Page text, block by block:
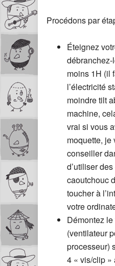
Procédons par
Éteignez
moins 1H (il
l’électricité
moindre tilt
machine,
vrai si vous
moquette, je
conseiller
d’utiliser
caoutchouc
toucher à
votre
Démontez
(ventilateur
processeur)
4 « vis/clip »